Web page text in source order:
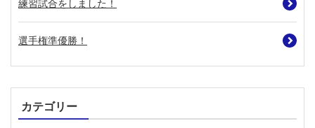
練習試合をしました！
選手権準優勝！
カテゴリー